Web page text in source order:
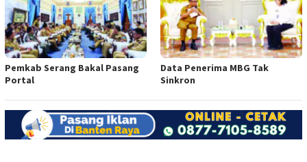
Pemkab Serang Bakal Pasang
Portal
Data Penerima MBG Tak
Sinkron